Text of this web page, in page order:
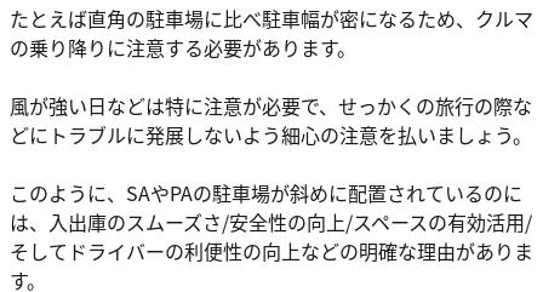
たとえば直角の駐車場に比べ駐車幅が密になるため、クルマ
の乗り降りに注意する必要があります。
風が強い日などは特に注意が必要で、せっかくの旅行の際な
どにトラブルに発展しないよう細心の注意を払いましょう。
このように、SAやPAの駐車場が斜めに配置されているのに
は、入出庫のスムーズさ/安全性の向上/スペースの有効活用/
そしてドライバーの利便性の向上などの明確な理由がありま
す。